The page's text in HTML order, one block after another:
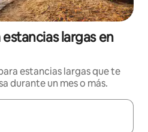
largas en
estancias largas que te
durante un mes o más.
disponibles, podrás navegar